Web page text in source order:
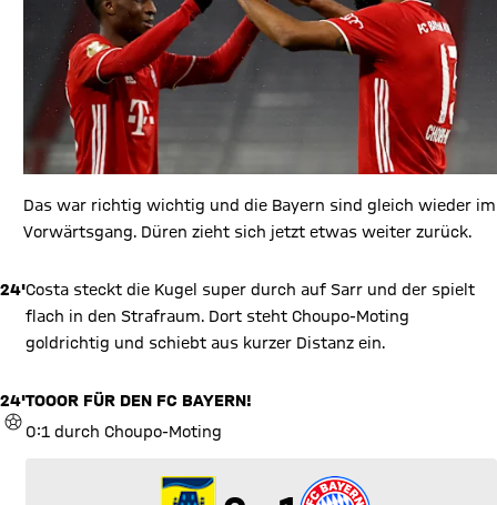
Das war richtig wichtig und die Bayern sind gleich wieder im
Vorwärtsgang. Düren zieht sich jetzt etwas weiter zurück.
24'Costa steckt die Kugel super durch auf Sarr und der spielt
flach in den Strafraum. Dort steht Choupo-Moting
goldrichtig und schiebt aus kurzer Distanz ein.
24'
TOR
TOOOR FÜR DEN FC BAYERN!
0:1 durch Choupo-Moting